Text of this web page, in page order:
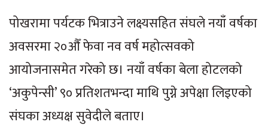
पोखरामा पर्यटक भित्राउने लक्ष्यसहित संघले नयाँ वर्षका
अवसरमा २०औँ फेवा नव वर्ष महोत्सवको
आयोजनासमेत गरेको छ। नयाँ वर्षका बेला होटलको
‘अकुपेन्सी’ ९० प्रतिशतभन्दा माथि पुग्ने अपेक्षा लिइएको
संघका अध्यक्ष सुवेदीले बताए।